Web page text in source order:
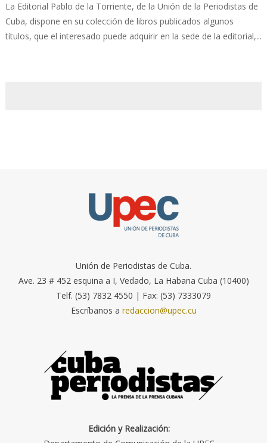
La Editorial Pablo de la Torriente, de la Unión de la Periodistas de
Cuba, dispone en su colección de libros publicados algunos
títulos, que el interesado puede adquirir en la sede de la editorial,...
Unión de Periodistas de Cuba.
Ave. 23 # 452 esquina a I, Vedado, La Habana Cuba (10400)
Telf. (53) 7832 4550 | Fax: (53) 7333079
Escríbanos a redaccion@upec.cu
Edición y Realización: